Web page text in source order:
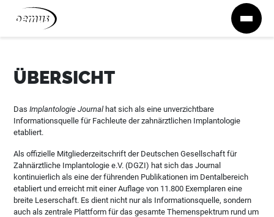
Zum Inhalt springen
ÜBERSICHT
DasImplantologie Journal hat sich als eine unverzichtbare
Informationsquelle für Fachleute der zahnärztlichen Implantologie
etabliert.
Als offizielle Mitgliederzeitschrift der Deutschen Gesellschaft für
Zahnärztliche Implantologie e.V. (DGZI) hat sich das Journal
kontinuierlich als eine der führenden Publikationen im Dentalbereich
etabliert und erreicht mit einer Auflage von 11.800 Exemplaren eine
breite Leserschaft. Es dient nicht nur als Informationsquelle, sondern
auch als zentrale Plattform für das gesamte Themenspektrum rund um